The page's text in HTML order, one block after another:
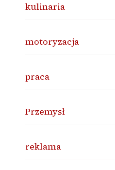
kulinaria
motoryzacja
praca
Przemysł
reklama